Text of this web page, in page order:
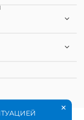
×